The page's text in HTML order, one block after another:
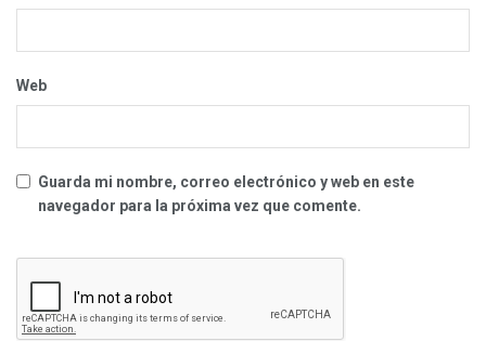
Web
Guarda mi nombre, correo electrónico y web en este
navegador para la próxima vez que comente.